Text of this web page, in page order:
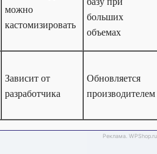
можно
кастомизировать
больших
объемах
Зависит от
разработчика
Обновляется
производителем